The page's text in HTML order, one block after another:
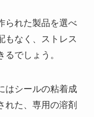
られた製品を選べ
もなく、ストレス
でしょう。
はシールの粘着成
れた、専用の溶剤